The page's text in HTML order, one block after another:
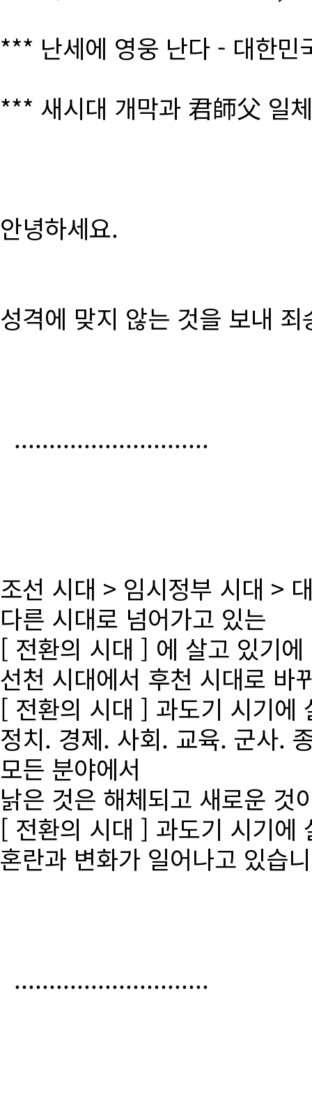
*** 난세에 영웅 난다 - 대한
*** 새시대 개막과 君師父 일
안녕하세요.
성격에 맞지 않는 것을 보내
............................
조선 시대 > 임시정부 시대 >
다른 시대로 넘어가고 있는
[ 전환의 시대 ] 에 살고 있기에
선천 시대에서 후천 시대로 바
[ 전환의 시대 ] 과도기 시기에
정치. 경제. 사회. 교육. 군사.
모든 분야에서
낡은 것은 해체되고 새로운 것
[ 전환의 시대 ] 과도기 시기에
혼란과 변화가 일어나고 있습
............................